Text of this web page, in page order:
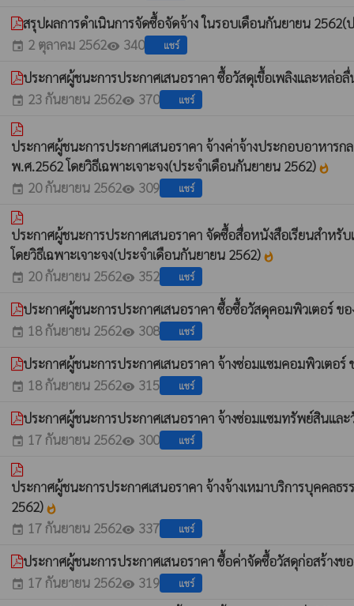
สรุปผลการดำเนินการจัดซื้อจัดจ้าง ในรอบเดือนกันยายน
event 2 ตุลาคม 2562visibility 340 แชร์
ประกาศผู้ชนะการประกาศเสนอราคา ซื้อวัสดุเขื้อเพลิงและหล่อ
event 23 กันยายน 2562visibility 370 แชร์
ประกาศผู้ชนะการประกาศเสนอราคา จ้างค่าจ้างประกอบอาหา
พ.ศ.2562 โดยวิธีเฉพาะเจาะจง(ประจำเดือนกันยายน 2562) whatshot
event 20 กันยายน 2562visibility 309 แชร์
ประกาศผู้ชนะการประกาศเสนอราคา จัดซื้อสื่อหนังสือเรียนสำห
โดยวิธีเฉพาะเจาะจง(ประจำเดือนกันยายน 2562) whatshot
event 20 กันยายน 2562visibility 352 แชร์
ประกาศผู้ชนะการประกาศเสนอราคา ซื้อซื้อวัสดุคอมพิวเตอร์ ข
event 18 กันยายน 2562visibility 308 แชร์
ประกาศผู้ชนะการประกาศเสนอราคา จ้างซ่อมแซมคอมพิวเตอร์
event 18 กันยายน 2562visibility 315 แชร์
ประกาศผู้ชนะการประกาศเสนอราคา จ้างซ่อมแซมทรัพย์สินแล
event 17 กันยายน 2562visibility 300 แชร์
ประกาศผู้ชนะการประกาศเสนอราคา จ้างจ้างเหมาบริการบุคคล
2562) whatshot
event 17 กันยายน 2562visibility 337 แชร์
ประกาศผู้ชนะการประกาศเสนอราคา ซื้อค่าจัดซื้อวัสดุก่อสร้างข
event 17 กันยายน 2562visibility 319 แชร์